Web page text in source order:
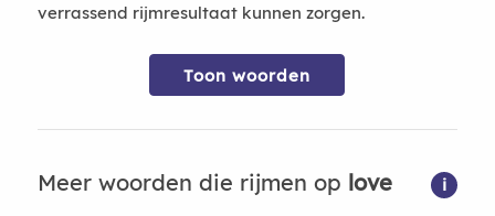
verrassend rijmresultaat kunnen zorgen.
Toon woorden
Meer woorden die rijmen op love i